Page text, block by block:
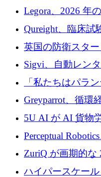
ンを得たロボット
めに 58 万 5,000
Legora、2026 年
タートアップ
Qureight、臨床試
ジング プラット
リーズ B で 2,000
英国の防衛スタ
攻撃に対抗する仮
を調達
Sigvi、自動レン
ユーロを調達
「私たちはパラ
会社です」とフ
者は言う
Greyparrot、循環
テリジェンスを
2,700 万ドルを確
5U AI が AI 貨物
に 320 万ドルの
Perceptual
規模拡大に向け
ZuriQ が画期的な
張するために
ハイパースケー